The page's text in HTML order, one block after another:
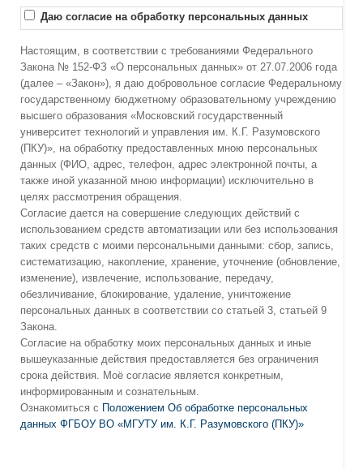
Даю согласие на обработку персональных данных
Настоящим, в соответствии с требованиями Федерального
Закона № 152-ФЗ «О персональных данных» от 27.07.2006 года
(далее – «Закон»), я даю добровольное согласие Федеральному
государственному бюджетному образовательному учреждению
высшего образования «Московский государственный
университет технологий и управления им. К.Г. Разумовского
(ПКУ)», на обработку предоставленных мною персональных
данных (ФИО, адрес, телефон, адрес электронной почты, а
также иной указанной мною информации) исключительно в
целях рассмотрения обращения.
Согласие дается на совершение следующих действий с
использованием средств автоматизации или без использования
таких средств с моими персональными данными: сбор, запись,
систематизацию, накопление, хранение, уточнение (обновление,
изменение), извлечение, использование, передачу,
обезличивание, блокирование, удаление, уничтожение
персональных данных в соответствии со статьей 3, статьей 9
Закона.
Согласие на обработку моих персональных данных и иные
вышеуказанные действия предоставляется без ограничения
срока действия. Моё согласие является конкретным,
информированным и сознательным.
Ознакомиться с Положением Об обработке персональных
данных ФГБОУ ВО «МГУТУ им. К.Г. Разумовского (ПКУ)»